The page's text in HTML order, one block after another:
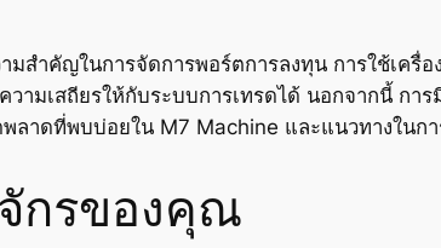
มสำคัญในการจัดการพอร์ตการลงทุน การใช้เครื่
มเสถียรให้กับระบบการเทรดได้ นอกจากนี้ การ
ลาดที่พบบ่อยใน M7 Machine และแนวทางในก
กรของคุณ